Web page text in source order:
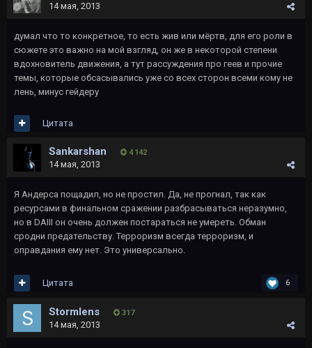
14 мая, 2013
думал что то конкретное, то есть жив или мёртв, для его роли в
сюжете это важно на мой взгляд, он же в некоторой степени
вдохновитель движения, а тут рассуждения про геев и прочие
темы, которые обсасывались уже со всех сторон всеми кому не
лень, минус гейдеру
Цитата
Sankarshan 4 142
14 мая, 2013
Я Андерса пощадил, но не простил. Да, не прогнал, так как
ресурсами в финальном сражении разбрасываться неразумно,
но в DAIII он очень должен постараться не умереть. Обман
сродни предательству. Терроризм всегда терроризм, и
оправдания ему нет. Это универсально.
6
Цитата
Stormlens 317
14 мая, 2013